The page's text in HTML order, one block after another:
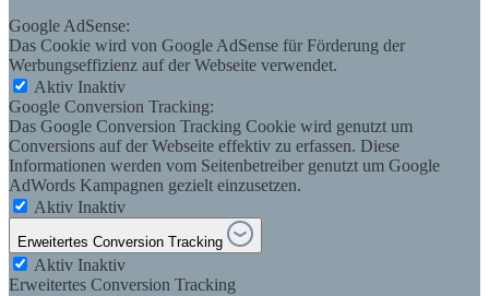
Google AdSense:
Das Cookie wird von Google AdSense für Förderung der
Werbungseffizienz auf der Webseite verwendet.
Aktiv Inaktiv
Google Conversion Tracking:
Das Google Conversion Tracking Cookie wird genutzt um
Conversions auf der Webseite effektiv zu erfassen. Diese
Informationen werden vom Seitenbetreiber genutzt um Google
AdWords Kampagnen gezielt einzusetzen.
Aktiv Inaktiv
Erweitertes Conversion Tracking
Aktiv Inaktiv
Erweitertes Conversion Tracking